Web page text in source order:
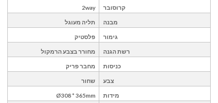
קרוסובר
2way
מבנה
תליה מעוגל
גימור
פלסטיק
רשת הגנה
מחורר בצבע הרמקול
כניסות
מחבר פריק
צבע
שחור
מידות
Ø308 * 365mm